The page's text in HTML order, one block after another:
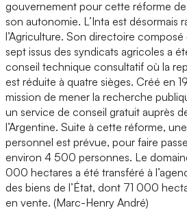
gouvernement pour cette réforme de
son autonomie. L’Inta est désormais
l’Agriculture. Son directoire
sept issus des syndicats agricoles a
conseil technique consultatif où la
est réduite à quatre sièges. Créé en
mission de mener la recherche
un service de conseil gratuit auprès
l’Argentine. Suite à cette réforme,
personnel est prévue, pour faire
environ 4 500 personnes. Le
000 hectares a été transféré à
des biens de l’État, dont 71 000
en vente. (Marc-Henry André)